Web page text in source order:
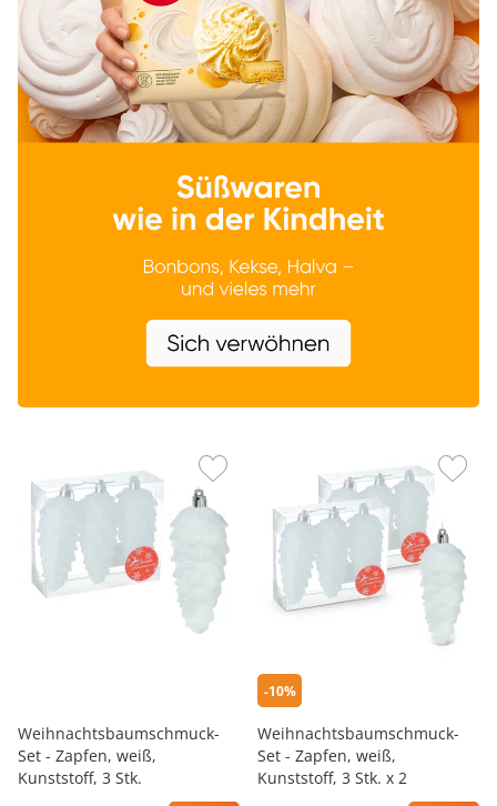
Weihnachtsbaumschmuck-
Set - Zapfen, weiß,
Kunststoff, 3 Stk.
-10%
Weihnachtsbaumschmuck-
Set - Zapfen, weiß,
Kunststoff, 3 Stk. х 2